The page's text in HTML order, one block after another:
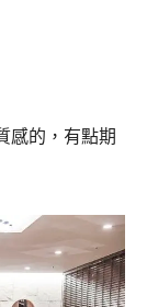
感的，有點期